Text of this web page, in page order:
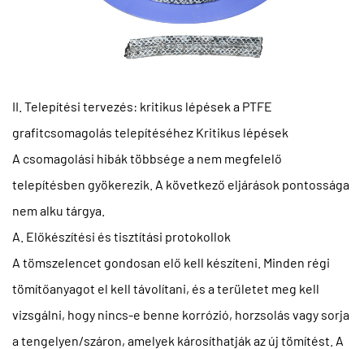
II. Telepítési tervezés: kritikus lépések a PTFE
grafitcsomagolás telepítéséhez Kritikus lépések
A csomagolási hibák többsége a nem megfelelő
telepítésben gyökerezik. A következő eljárások pontossága
nem alku tárgya.
A. Előkészítési és tisztítási protokollok
A tömszelencet gondosan elő kell készíteni. Minden régi
tömítőanyagot el kell távolítani, és a területet meg kell
vizsgálni, hogy nincs-e benne korrózió, horzsolás vagy sorja
a tengelyen/száron, amelyek károsíthatják az új tömítést. A